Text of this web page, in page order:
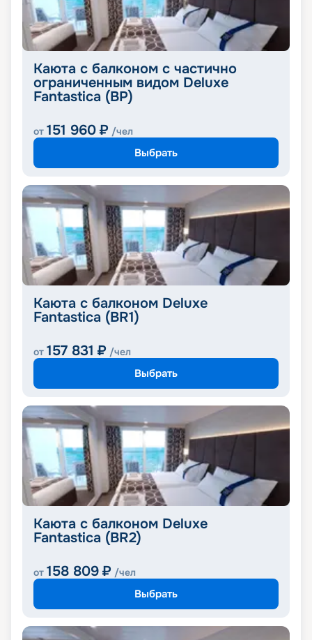
Каюта с балконом с частично
ограниченным видом Deluxe
Fantastica (BP)
от 151 960 ₽ /чел
Выбрать
Каюта с балконом Deluxe
Fantastica (BR1)
от 157 831 ₽ /чел
Выбрать
Каюта с балконом Deluxe
Fantastica (BR2)
от 158 809 ₽ /чел
Выбрать